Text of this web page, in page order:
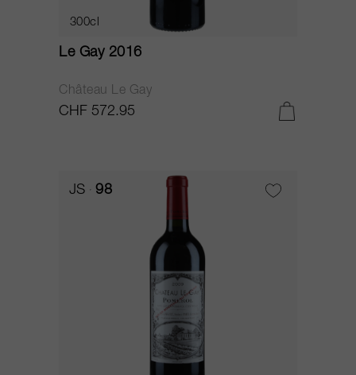
300cl
Le Gay 2016
Château Le Gay
CHF 572.95
JS 98